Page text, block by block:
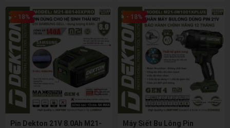
- 18%
Pin Dekton 21V 8.0Ah M21-
- 18%
Máy Siết Bu Lông Pin